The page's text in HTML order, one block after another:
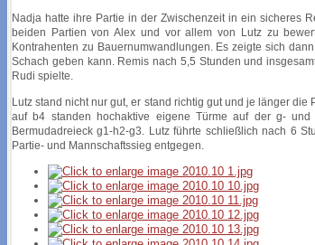
Nadja hatte ihre Partie in der Zwischenzeit in ein sicheres
beiden Partien von Alex und vor allem von Lutz zu
Kontrahenten zu Bauernumwandlungen. Es zeigte sich
Schach geben kann. Remis nach 5,5 Stunden und
Rudi spielte.
Lutz stand nicht nur gut, er stand richtig gut und je länger
auf b4 standen hochaktive eigene Türme auf der g-
Bermudadreieck g1-h2-g3. Lutz führte schließlich nach 6
Partie- und Mannschaftssieg entgegen.